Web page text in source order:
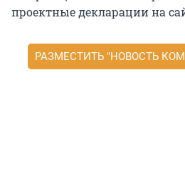
проектные декларации на
РАЗМЕСТИТЬ "НОВОСТЬ